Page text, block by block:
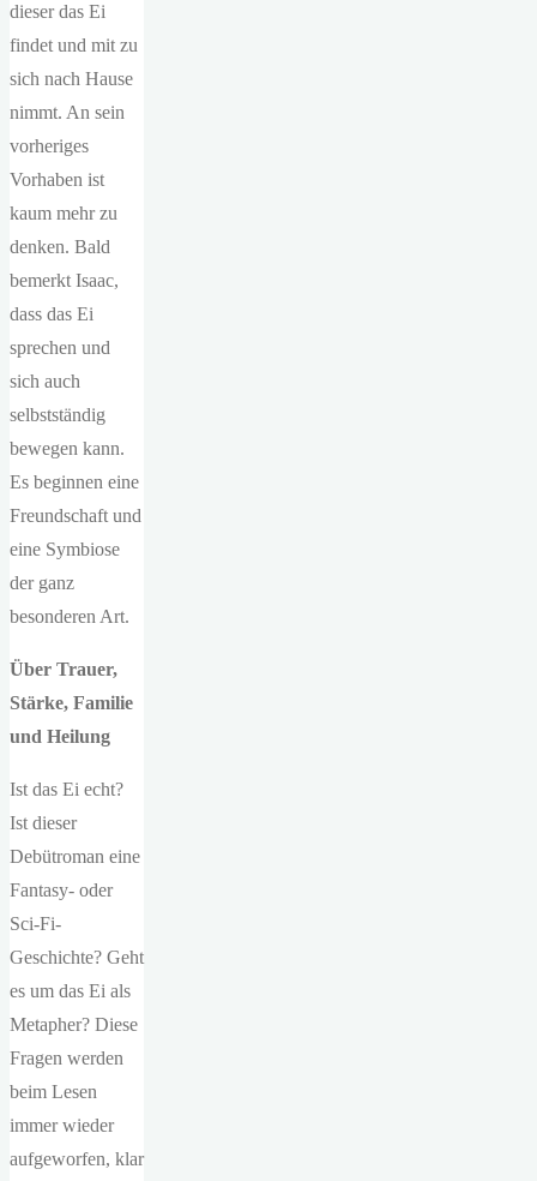
dieser das Ei
findet und mit zu
sich nach Hause
nimmt. An sein
vorheriges
Vorhaben ist
kaum mehr zu
denken. Bald
bemerkt Isaac,
dass das Ei
sprechen und
sich auch
selbstständig
bewegen kann.
Es beginnen eine
Freundschaft und
eine Symbiose
der ganz
besonderen Art.
Über Trauer,
Stärke, Familie
und Heilung
Ist das Ei echt?
Ist dieser
Debütroman eine
Fantasy- oder
Sci-Fi-
Geschichte? Geht
es um das Ei als
Metapher? Diese
Fragen werden
beim Lesen
immer wieder
aufgeworfen, klar